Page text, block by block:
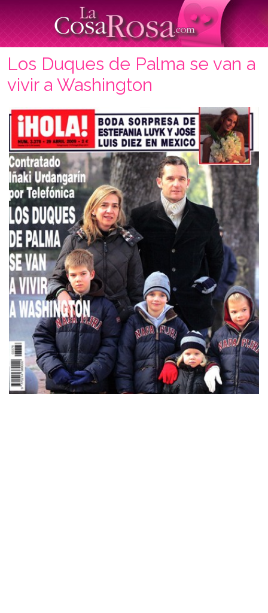
Los Duques de Palma se van a
vivir a Washington